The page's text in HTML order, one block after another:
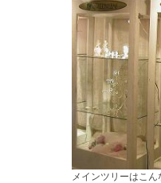
メインツリーはこん